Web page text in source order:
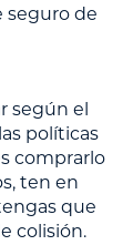
seguro de
según el
políticas
comprarlo
ten en
que
colisión.